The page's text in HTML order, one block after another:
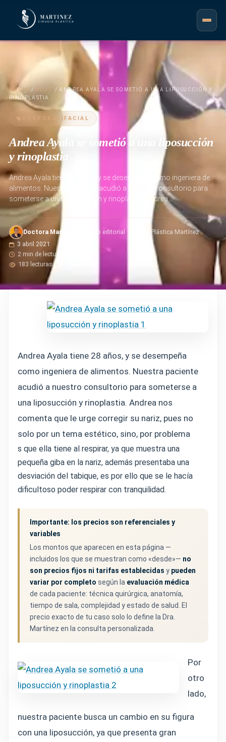
INICIO / BLOG
/ ANDREA AYALA SE SOMETIÓ A UNA LIPOSUCCIÓN Y
RINOPLASTIA
CORPORAL|FACIAL
Andrea Ayala se sometió a una liposucción
y rinoplastia
Andrea Ayala tiene 28 años, y se desempeña como ingeniera de
alimentos. Nuestra paciente acudió a nuestro consultorio para
someterse a una liposucción y rinoplastia. Andrea…
Doctora Martinez
· Equipo editorial · Cirugía Plástica Martínez
3 abril 2021
2 min de lectura
183 lecturas
Andrea Ayala tiene 28 años, y se desempeña
como ingeniera de alimentos. Nuestra paciente
acudió a nuestro consultorio para someterse a
una liposucción y rinoplastia. Andrea nos
comenta que le urge corregir su nariz, pues no
solo por un tema estético, sino, por problema
s que ella tiene al respirar, ya que muestra una
pequeña giba en la nariz, además presentaba una
desviación del tabique, es por ello que se le hacía
dificultoso poder respirar con tranquilidad.
Importante: los precios son referenciales y
variables
Los montos que aparecen en esta página —
incluidos los que se muestran como «desde»— no
son precios fijos ni tarifas establecidas y pueden
variar por completo según la evaluación médica
de cada paciente: técnica quirúrgica, anatomía,
tiempo de sala, complejidad y estado de salud. El
precio exacto de tu caso solo lo define la Dra.
Martínez en la consulta personalizada.
Por
otro
lado,
nuestra paciente busca un cambio en su figura
con una liposucción, ya que presenta gran